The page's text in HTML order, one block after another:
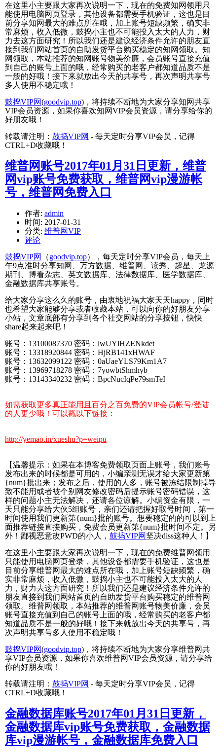
在这里小主要跟大家再次说明一下，现在的免费知网领用只
能使用电脑网页登录，其他设备都需要手机验证，这也是目
前分享知网最大的难点所在哦，加上账号短缺频繁，确实非
常麻烦，收入低微，鼓捣小主也不可能投入太大的人力，财
力去这方面研究！所以我们还是建议经济条件允许的朋友直
接到我们网站首页的自助发货平台购买稳定的知网领取。知
网领取，本站推荐的知网账号物美价廉，会员账号直接充值
到自己的账号上面的哦，经常购买的老客户都知道品质不是
一般的好哦！接下来就放出今天的共享号，再次声明共享号
多人使用不稳定哦！
鼓捣VIP网(goodvip.top)，将持续不断地为大家分享知网共享
VIP会员资源，如果你喜欢知网VIP会员资源，请分享给你的
好朋友哦！
转载请注明： 鼓捣VIP网 - 每天定时分享VIP会员，记得
CTRL+D收藏哦！
维普网账号2017年01月31日更新，维普
网vip账号免费获取，维普网vip漫游帐
号，维普网免费入口
作者: admin
时间: 2017-01-31
分类: 维普网VIP
评论
鼓捣VIP网
（goodvip.top），每天定时分享VIP会员，每天上
午9点准时分享知网、万方数据、维普网、读秀、超星、龙源
期刊、博看杂志、英文数据库、法律数据库、医学数据库、
金融数据库共享账号。
给大家分享这么久的账号，由衷地祝福大家天天happy，同时
也希望大家能够分享或者收藏本站，可以向你的好朋友分享
小站，文章底部有分享到各个社交网站的分享按钮，快快
share起来起来吧！
账号：13100087370 密码：lwUYlHZENkdet
账号：13318920844 密码：HjRB141xHWAF
账号：13632099122 密码：0aUaeYLS79Km1A7
账号：13969718278 密码：7yowbtShmhyb
账号：13143340232 密码：BpcNucIqPe79smTeI
如需获取更多真正能用且百分之百免费的VIP会员帐号/登陆
的人更少哦！可以戳以下链接：
http://yemao.in/xueshu?p=weipu
【温馨提示：如果在本博客免费领取页面上账号，我们账号
发布出来的时候都是可用的，小编亲测无误才给大家更新第
{num}批出来；发布之后，使用的人多，账号被冻结限制掉导
致不能用或者被个别网友修改密码后提示账号密码错误，这
样的问题小主无法解决，还请各位谅解。小编资金有限，一
天只能分享给大伙5组账号，亲们还请把握好取号时间，第一
时间使用我们更新第{num}批的账号。想要稳定的的可以到上
面推荐链接直接购买，免费会员更新第{num}批时间不定。另
外！鄙视恶意改PWD的小人， 鼓捣VIP网 坚决diss这种人！】
在这里小主要跟大家再次说明一下，现在的免费维普网领用
只能使用电脑网页登录，其他设备都需要手机验证，这也是
目前分享维普网最大的难点所在哦，加上账号短缺频繁，确
实非常麻烦，收入低微，鼓捣小主也不可能投入太大的人
力，财力去这方面研究！所以我们还是建议经济条件允许的
朋友直接到我们网站首页的自助发货平台购买稳定的维普网
领取。维普网领取，本站推荐的维普网账号物美价廉，会员
账号直接充值到自己的账号上面的哦，经常购买的老客户都
知道品质不是一般的好哦！接下来就放出今天的共享号，再
次声明共享号多人使用不稳定哦！
鼓捣VIP网(goodvip.top)，将持续不断地为大家分享维普网共
享VIP会员资源，如果你喜欢维普网VIP会员资源，请分享给
你的好朋友哦！
转载请注明： 鼓捣VIP网 - 每天定时分享VIP会员，记得
CTRL+D收藏哦！
金融数据库账号2017年01月31日更新，
金融数据库vip账号免费获取，金融数据
库vip漫游帐号，金融数据库免费入口